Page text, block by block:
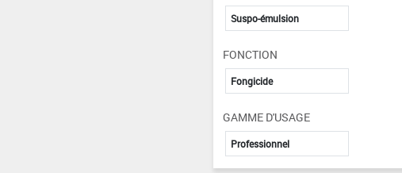
Suspo-émulsion
FONCTION
Fongicide
GAMME D'USAGE
Professionnel